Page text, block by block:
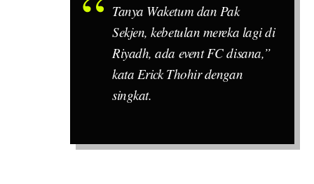
Tanya Waketum dan Pak
Sekjen, kebetulan mereka lagi di
Riyadh, ada event FC disana,”
kata Erick Thohir dengan
singkat.